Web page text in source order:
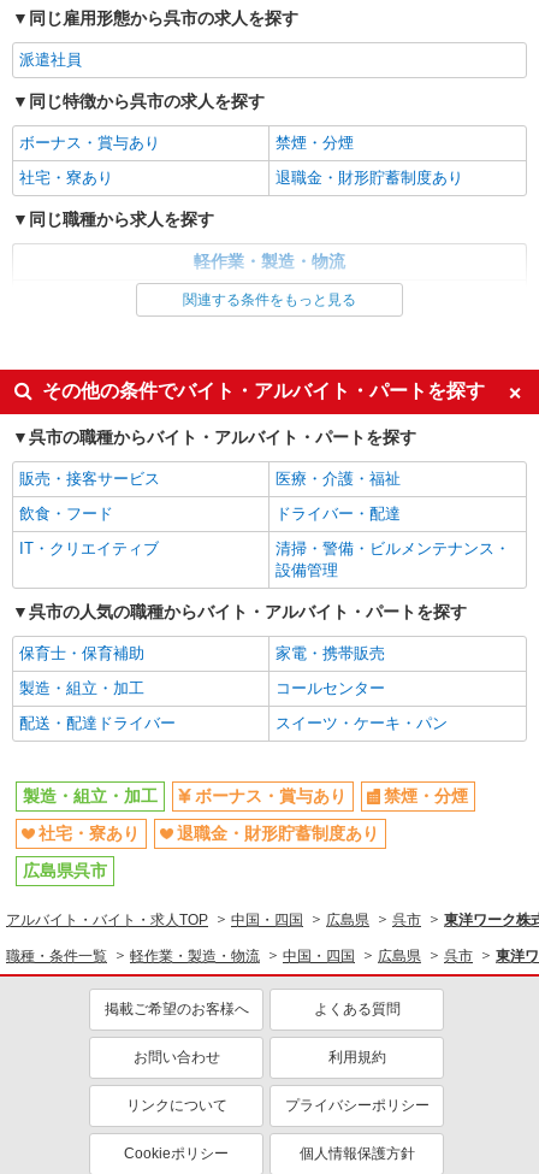
時給1300円交通費全額支給
広島県呉市 ＊車・バイク通勤OK
キープ
派遣社員
株式会社テクノ・サービス/お仕事No/0809092
NEW
時給1300円交通費全額支給
広島県呉市 ＊車・バイク通勤OK
キープ 詳細を見る
派遣社員
人材プロオフィス株式会社
3交替・シールリング製品の加工や検査
×7.58h×21日+深夜135.2h) ＜参考＞ 割増賃金(時給
+割増) ・深夜時(22時〜翌5時)：1,688円
広島県呉市昭和町8-1
キープ 詳細を見る
正社員
UTエイム株式会社 SC＿AIM西日本第一CU SC＿AIM郷原CF
《AAMX1C》
半導体製造装置の組付け・組立て・検査
月給：220,000円〜 月収例：245,780円(月給＋
各種手当) ※法定外残業手当17,187円/月 ※休日出
車/自転車/バイク 最寄り駅：呉駅から車25分 ※近
隣の無料駐車場利用OK（工場から徒歩5分）
キープ 詳細を見る
UTエイム株式会社 SC＿AIM西日本第一CU SC＿AIM郷原CF
《Aalj1C》
組立・配線・調整
月給：245,000円〜 月収例：312,150円(月給＋
各種手当) ※法定内残業手当7,900円/月 ※法定外
残業手当39,500円/月 ※休日出勤手当19,750円/月
広島県呉市 勤務地：呉市 通勤方法：車/バス/
バイク 最寄り駅：呉駅から車25分 ※構内の（無
料）駐車場利用OK
キープ 詳細を見る
同じ雇用形態から呉市の求人を探す
派遣社員
同じ特徴から呉市の求人を探す
ボーナス・賞与あり
禁煙・分煙
社宅・寮あり
退職金・財形貯蓄制度あり
同じ職種から求人を探す
軽作業・製造・物流
ボーナス・賞与あり 社宅・寮あり
関連する条件をもっと見る
その他の条件でバイト・アルバイト・パートを探す
呉市の職種からバイト・アルバイト・パートを探す
販売・接客サービス
医療・介護・福祉
飲食・フード
ドライバー・配達
IT・クリエイティブ
清掃・警備・ビルメンテナンス・
設備管理
呉市の人気の職種からバイト・アルバイト・パートを探す
保育士・保育補助
家電・携帯販売
製造・組立・加工
コールセンター
配送・配達ドライバー
スイーツ・ケーキ・パン
製造・組立・加工 ボーナス・賞与あり
禁煙・分煙
社宅・寮あり
退職金・財形貯蓄制度あり
広島県呉市
アルバイト・バイト・求人TOP 中国・四国 広島県 呉市 東洋ワーク株
職種・条件一覧 軽作業・製造・物流 中国・四国 広島県 呉市 東洋
掲載ご希望のお客様へ よくある質問
お問い合わせ 利用規約
リンクについて プライバシーポリシー
Cookieポリシー 個人情報保護方針